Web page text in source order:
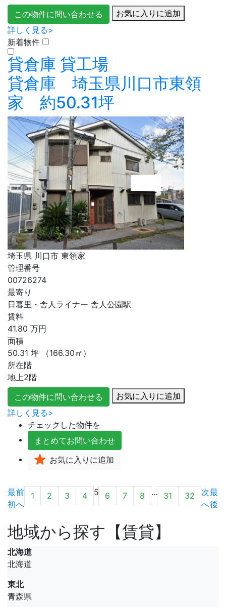
この物件に問い合わせる
お気に入りに追加
詳しく見る>
新着物件
貸倉庫 貸工場
貸倉庫 埼玉県川口市東領
家 約50.31坪
埼玉県 川口市 東領家
管理番号
00726274
最寄り
日暮里・舎人ライナー 舎人公園駅
賃料
41.80 万円
面積
50.31 坪 （166.30㎡）
所在階
地上2階
この物件に問い合わせる
お気に入りに追加
詳しく見る>
チェックした物件を
まとめてお問い合わせ
お気に入り に追加
最
初
前
へ
1 2 3 4 5 6 7 8 ... 31 32
次
へ
最
後
地域から探す【賃貸】
北海道
北海道
東北
青森県